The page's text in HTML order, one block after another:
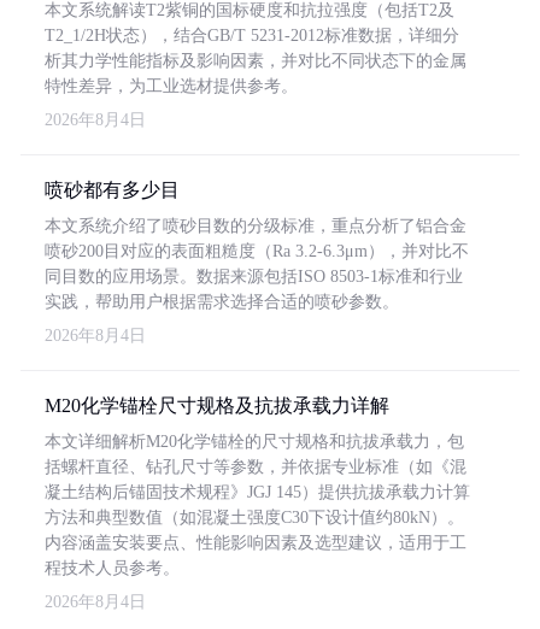
本文系统解读T2紫铜的国标硬度和抗拉强度（包括T2及
T2_1/2H状态），结合GB/T 5231-2012标准数据，详细分
析其力学性能指标及影响因素，并对比不同状态下的金属
特性差异，为工业选材提供参考。
2026年8月4日
喷砂都有多少目
本文系统介绍了喷砂目数的分级标准，重点分析了铝合金
喷砂200目对应的表面粗糙度（Ra 3.2-6.3μm），并对比不
同目数的应用场景。数据来源包括ISO 8503-1标准和行业
实践，帮助用户根据需求选择合适的喷砂参数。
2026年8月4日
M20化学锚栓尺寸规格及抗拔承载力详解
本文详细解析M20化学锚栓的尺寸规格和抗拔承载力，包
括螺杆直径、钻孔尺寸等参数，并依据专业标准（如《混
凝土结构后锚固技术规程》JGJ 145）提供抗拔承载力计算
方法和典型数值（如混凝土强度C30下设计值约80kN）。
内容涵盖安装要点、性能影响因素及选型建议，适用于工
程技术人员参考。
2026年8月4日